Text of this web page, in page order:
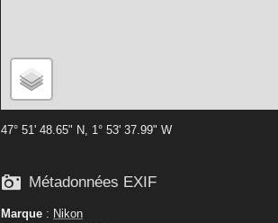
47° 51' 48.65" N, 1° 53' 37.99" W
 Métadonnées EXIF
Marque : Nikon